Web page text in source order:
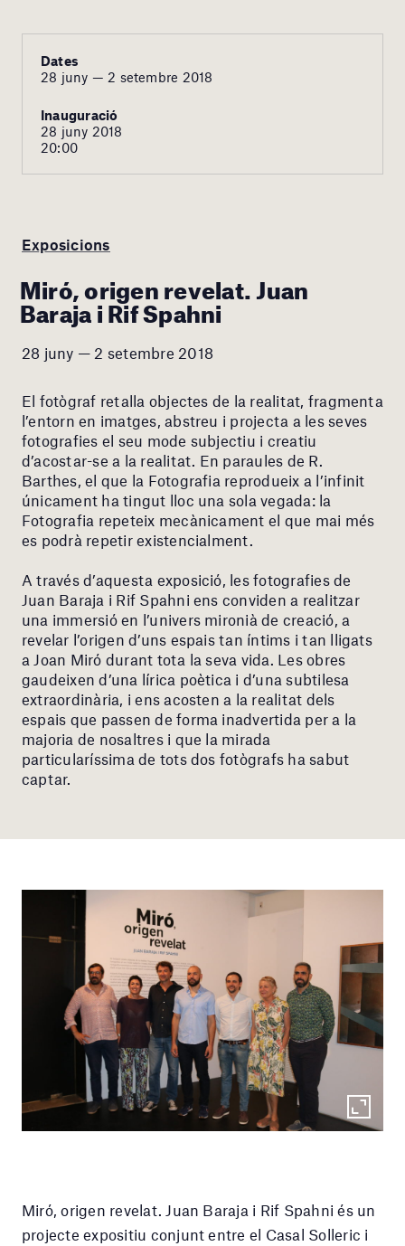
Dates
28 juny — 2 setembre 2018
Inauguració
28 juny 2018
20:00
Exposicions
Miró, origen revelat. Juan
Baraja i Rif Spahni
28 juny — 2 setembre 2018
El fotògraf retalla objectes de la realitat, fragmenta
l’entorn en imatges, abstreu i projecta a les seves
fotografies el seu mode subjectiu i creatiu
d’acostar-se a la realitat. En paraules de R.
Barthes, el que la Fotografia reprodueix a l’infinit
únicament ha tingut lloc una sola vegada: la
Fotografia repeteix mecànicament el que mai més
es podrà repetir existencialment.
A través d’aquesta exposició, les fotografies de
Juan Baraja i Rif Spahni ens conviden a realitzar
una immersió en l’univers mironià de creació, a
revelar l’origen d’uns espais tan íntims i tan lligats
a Joan Miró durant tota la seva vida. Les obres
gaudeixen d’una lírica poètica i d’una subtilesa
extraordinària, i ens acosten a la realitat dels
espais que passen de forma inadvertida per a la
majoria de nosaltres i que la mirada
particularíssima de tots dos fotògrafs ha sabut
captar.
Miró, origen revelat. Juan Baraja i Rif Spahni és un
projecte expositiu conjunt entre el Casal Solleric i